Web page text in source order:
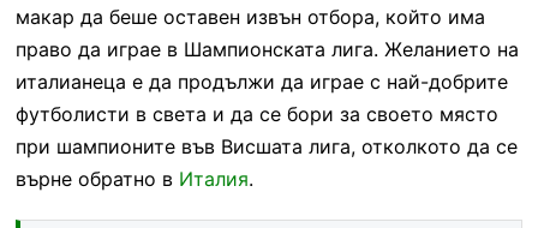
макар да беше оставен извън отбора, който има
право да играе в Шампионската лига. Желанието на
италианеца е да продължи да играе с най-добрите
футболисти в света и да се бори за своето място
при шампионите във Висшата лига, отколкото да се
върне обратно в Италия.